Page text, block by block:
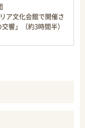
ア文化会館で開催さ
響」（約3時間半）